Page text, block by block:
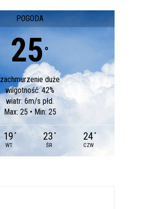
POGODA
25 °
zachmurzenie duże
wilgotność: 42%
wiatr: 6m/s płd.
Max: 25 • Min: 25
19 °
WT
23 °
ŚR
24°
CZW